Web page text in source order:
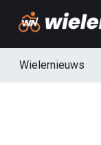
Wielernieuws